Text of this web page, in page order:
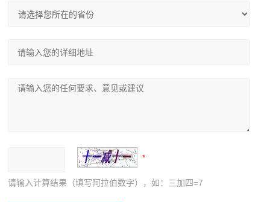
请输入计算结果（填写阿拉伯数字），如：三加四=7